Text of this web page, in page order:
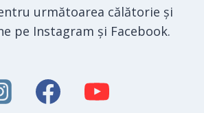
următoarea călătorie și
pe Instagram și Facebook.